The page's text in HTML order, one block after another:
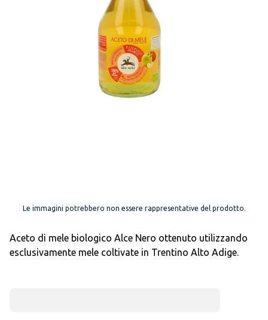
Le immagini potrebbero non essere rappresentative del prodotto.
Aceto di mele biologico Alce Nero ottenuto utilizzando
esclusivamente mele coltivate in Trentino Alto Adige.